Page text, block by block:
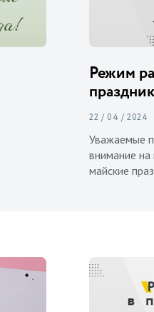
Режим
22 / 04 / 2024
Уважаемые
внимание
майские